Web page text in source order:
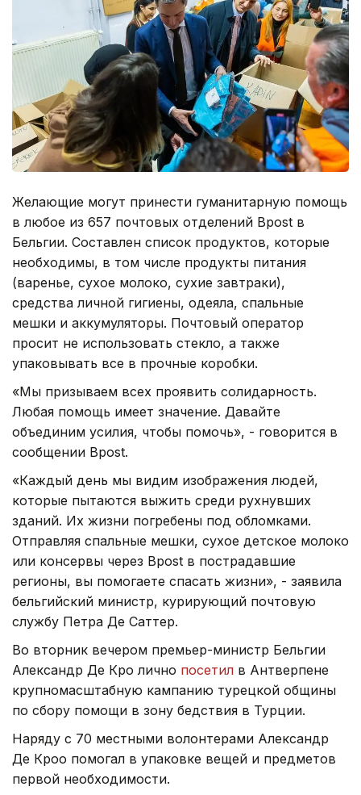
Желающие могут принести гуманитарную помощь
в любое из 657 почтовых отделений Bpost в
Бельгии. Составлен список продуктов, которые
необходимы, в том числе продукты питания
(варенье, сухое молоко, сухие завтраки),
средства личной гигиены, одеяла, спальные
мешки и аккумуляторы. Почтовый оператор
просит не использовать стекло, а также
упаковывать все в прочные коробки.
«Мы призываем всех проявить солидарность.
Любая помощь имеет значение. Давайте
объединим усилия, чтобы помочь», - говорится в
сообщении Bpost.
«Каждый день мы видим изображения людей,
которые пытаются выжить среди рухнувших
зданий. Их жизни погребены под обломками.
Отправляя спальные мешки, сухое детское молоко
или консервы через Bpost в пострадавшие
регионы, вы помогаете спасать жизни», - заявила
бельгийский министр, курирующий почтовую
службу Петра Де Саттер.
Во вторник вечером премьер-министр Бельгии
Александр Де Кро лично посетил в Антверпене
крупномасштабную кампанию турецкой общины
по сбору помощи в зону бедствия в Турции.
Наряду с 70 местными волонтерами Александр
Де Кроо помогал в упаковке вещей и предметов
первой необходимости.